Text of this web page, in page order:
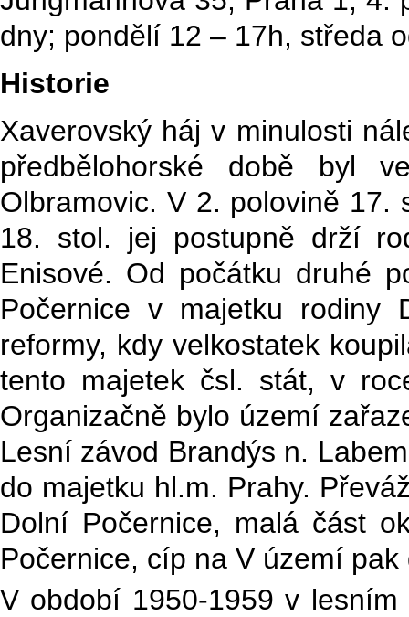
dny; pondělí 12 – 17h, středa
Historie
Xaverovský háj v minulosti
předbělohorské době byl
Olbramovic. V 2. polovině
18. stol. jej postupně drží
Enisové. Od počátku druhé
Počernice v majetku rodiny
reformy, kdy velkostatek
tento majetek čsl. stát, v
Organizačně bylo území
Lesní závod Brandýs n.
do majetku hl.m. Prahy.
Dolní Počernice, malá část
Počernice, cíp na V území
V období 1950-1959 v